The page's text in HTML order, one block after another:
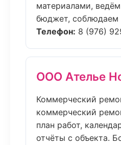
материалами,
бюджет, соблюдаем
Телефон: 8 (976)
ООО Ателье
Коммерческий
коммерческий
план работ,
отчёты с объекта.